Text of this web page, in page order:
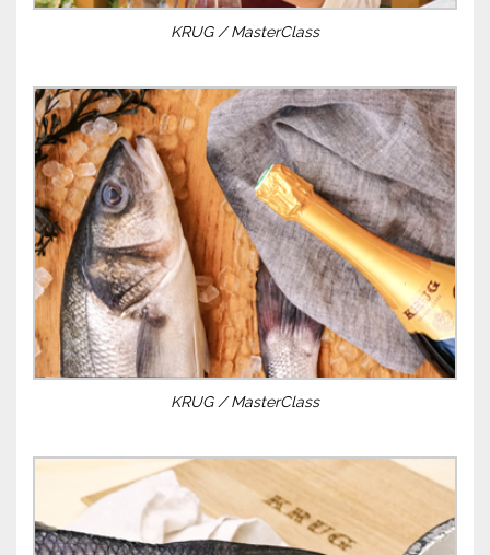
KRUG / MasterClass
KRUG / MasterClass